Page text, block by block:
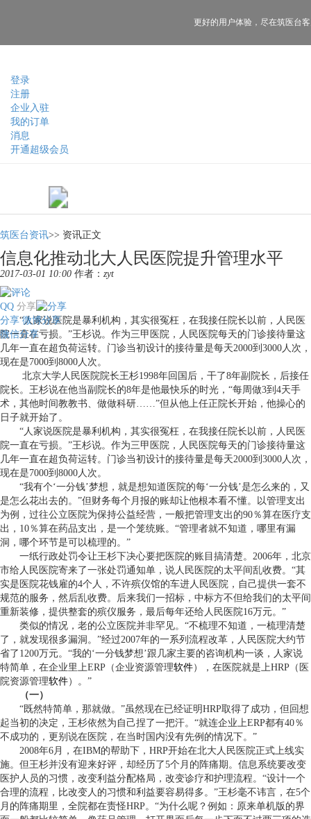
登录
注册
企业入驻
我的订单
消息
开通超级会员
更好的用户体验， 尽在筑医台
筑医台资讯>> 资讯正文
信息化推动北大人民医院提升管理水平
2017-03-01 10:00 作者： zyt
分享
QQ
分享 微博分享
微信分享
“人家说医院是暴利机构，其实很冤枉，在我接任院长以前，人民医
院一直在亏损。”王杉说。作为三甲医院，人民医院每天的门诊接待量这
几年一直在超负荷运转。门诊当初设计的接待量是每天2000到3000人次，
现在是7000到8000人次。
北京大学人民医院院长王杉1998年回国后，干了8年副院长，后接任
院长。王杉说在他当副院长的8年是他最快乐的时光，“每周做3到4天手
术，其他时间教教书、做做科研……”但从他上任正院长开始，他操心的
日子就开始了。
“人家说医院是暴利机构，其实很冤枉，在我接任院长以前，人民医
院一直在亏损。”王杉说。作为三甲医院，人民医院每天的门诊接待量这
几年一直在超负荷运转。门诊当初设计的接待量是每天2000到3000人次，
现在是7000到8000人次。
“我有个‘一分钱’梦想，就是想知道医院的每‘一分钱’是怎么来的，又
是怎么花出去的。”但财务每个月报的账却让他根本看不懂。以管理支出
为例，过往公立医院为保持公益经营，一般把管理支出的90％算在医疗支
出，10％算在药品支出，是一个笼统账。“管理者就不知道，哪里有漏
洞，哪个环节是可以梳理的。”
一纸行政处罚令让王杉下决心要把医院的账目搞清楚。2006年，北京
市给人民医院寄来了一张处罚通知单，说人民医院的太平间乱收费。“其
实是医院花钱雇的4个人，不许殡仪馆的车进人民医院，自己提供一套不
规范的服务，然后乱收费。后来我们一招标，中标方不但给我们的太平间
重新装修，提供整套的殡仪服务，最后每年还给人民医院16万元。”
类似的情况，老的公立医院并非罕见。“不梳理不知道，一梳理清楚
了，就发现很多漏洞。”经过2007年的一系列流程改革，人民医院大约节
省了1200万元。“我的‘一分钱梦想’跟几家主要的咨询机构一谈，人家说
特简单，在企业里上ERP（企业资源管理软件），在医院就是上HRP（医
院资源管理软件）。”
（一）
“既然特简单，那就做。”虽然现在已经证明HRP取得了成功，但回想
起当初的决定，王杉依然为自己捏了一把汗。“就连企业上ERP都有40％
不成功的，更别说在医院，在当时国内没有先例的情况下。”
2008年6月，在IBM的帮助下，HRP开始在北大人民医院正式上线实
施。但王杉并没有迎来好评，却经历了5个月的阵痛期。信息系统要改变
医护人员的习惯，改变利益分配格局，改变诊疗和护理流程。“设计一个
合理的流程，比改变人的习惯和利益要容易得多。”王杉毫不讳言，在5个
月的阵痛期里，全院都在责怪HRP。“为什么呢？例如：原来单机版的界